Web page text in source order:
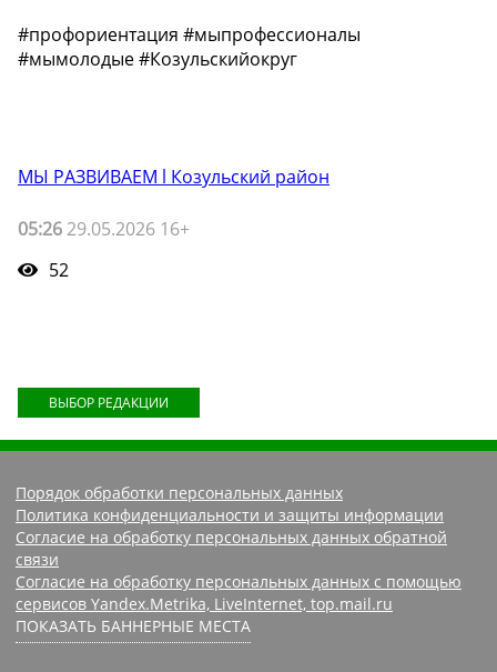
#профориентация #мыпрофессионалы
#мымолодые #Козульскийокруг
МЫ РАЗВИВАЕМ l Козульский район
05:26 29.05.2026 16+
52
ВЫБОР РЕДАКЦИИ
Порядок обработки персональных данных
Политика конфиденциальности и защиты информации
Согласие на обработку персональных данных обратной
связи
Согласие на обработку персональных данных с помощью
сервисов Yandex.Metrika, LiveInternet, top.mail.ru
ПОКАЗАТЬ БАННЕРНЫЕ МЕСТА